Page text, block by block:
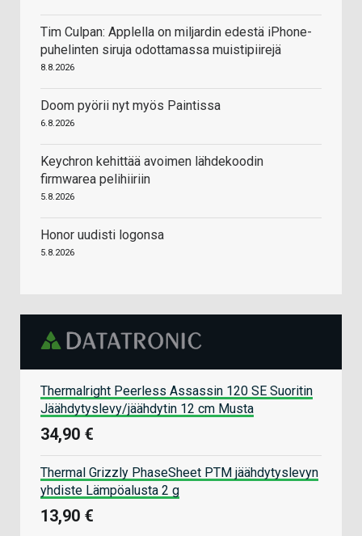
Tim Culpan: Applella on miljardin edestä iPhone-
puhelinten siruja odottamassa muistipiirejä
8.8.2026
Doom pyörii nyt myös Paintissa
6.8.2026
Keychron kehittää avoimen lähdekoodin
firmwarea pelihiiriin
5.8.2026
Honor uudisti logonsa
5.8.2026
Thermalright Peerless Assassin 120 SE Suoritin
Jäähdytyslevy/jäähdytin 12 cm Musta
34,90 €
Thermal Grizzly PhaseSheet PTM jäähdytyslevyn
yhdiste Lämpöalusta 2 g
13,90 €